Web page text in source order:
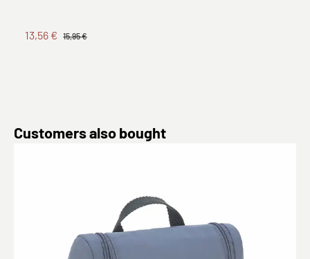
13,56 € 15,95 €
Produktgalerie überspringen
Customers also bought